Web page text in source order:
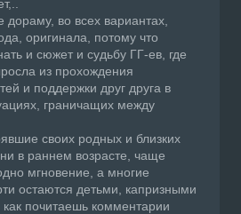
дораму, во всех вариантах,
оригинала, потому что
и сюжет и судьбу ГГ-ев, где
из прохождения
и поддержки друг друга в
граничащих между
своих родных и близких
в раннем возрасте, чаще
мгновение, а многие
остаются детьми, капризными
почитаешь комментарии